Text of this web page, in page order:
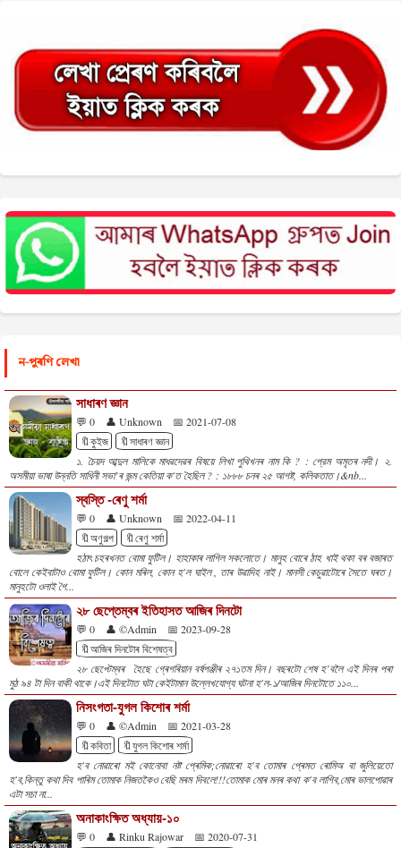
ন-পুৰণি লেখা
সাধাৰণ জ্ঞান
💬 0 👤 Unknown
📅 2021-07-08
🔖কুইজ
🔖সাধাৰণ জ্ঞান
১. চৈয়দ আব্দুল মালিকে মাধৱদেৱৰ বিষয়ে লিখা পুথিখনৰ নাম কি ? : প্রেম অমৃতৰ নদী। ২.
অসমীয়া ভাষা উন্নতি সাধিনী সভা’ৰ জন্ম কেতিয়া ক'ত হৈছিল ? : ১৮৮৮ চনৰ ২৫ আগষ্ট, কলিকতাত।&nb...
স্বস্তি -ৰেণু শৰ্মা
💬 0 👤 Unknown
📅 2022-04-11
🔖অণুগল্প
🔖ৰেণু শৰ্মা
হঠাৎ চহৰখনত বোমা ফুটিল। হাহাকাৰ লাগিল সকলোতে। মানুহ বোৰে ঠাহ খাই থকা বৰ বজাৰত
বোলে কেইবাটাও বোমা ফুটিল। কোন মৰিল, কোন হ'ল ঘাইল , তাৰ উৱাদিহ নাই। মানসী কেচুৱাটোৰে সৈতে ঘৰত।
মানুহটো ওলাই গৈ...
২৮ ছেপ্তেম্বৰ ইতিহাসত আজিৰ দিনটো
💬 0 👤 ©Admin
📅 2023-09-28
🔖আজিৰ দিনটোৰ বিশেষত্ব
২৮ ছেপ্টেম্বৰ হৈছে গ্ৰেগৰিয়ান বৰ্ষপঞ্জীৰ ২৭১তম দিন। বছৰটো শেষ হ’বলৈ এই দিনৰ পৰা
মুঠ ৯৪ টা দিন বাকী থাকে।এই দিনটোত ঘটা কেইটামান উল্লেখযোগ্য ঘটনা হ'ল-১/আজিৰ দিনটোতে ১১০...
নিসংগতা-যুগল কিশোৰ শৰ্মা
💬 0 👤 ©Admin
📅 2021-03-28
🔖কবিতা
🔖যুগল কিশোৰ শৰ্মা
হ'ব নোৱাৰো মই কোনোবা নষ্ট প্ৰেমিক;নোৱাৰো হ'ব তোমাৰ প্ৰেমত ৰোমিঅ বা জুলিয়েতো
হ'ব,কিন্তু কথা দিব পাৰিম তোমাক নিজতকৈও বেছি মৰম দিবলে!!!তােমাক মােৰ মনৰ কথা ক'ব লাগিব,মােৰ ভালপােৱাৰ
এটা সচা না...
অনাকাংক্ষিত অধ্যায়-১০
💬 0 👤 Rinku Rajowar
📅 2020-07-31